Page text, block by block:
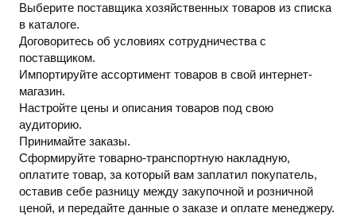
Выберите поставщика хозяйственных товаров из списка
в каталоге.
Договоритесь об условиях сотрудничества с
поставщиком.
Импортируйте ассортимент товаров в свой интернет-
магазин.
Настройте цены и описания товаров под свою
аудиторию.
Принимайте заказы.
Сформируйте товарно-транспортную накладную,
оплатите товар, за который вам заплатил покупатель,
оставив себе разницу между закупочной и розничной
ценой, и передайте данные о заказе и оплате менеджеру.